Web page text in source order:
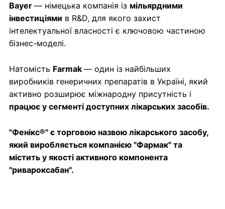
Bayer — німецька компанія із мільярдними
інвестиціями в R&D, для якого захист
інтелектуальної власності є ключовою частиною
бізнес-моделі.
Натомість Farmak — один із найбільших
виробників генеричних препаратів в Україні, який
активно розширює міжнародну присутність і
працює у сегменті доступних лікарських засобів.
"Фенікс®" є торговою назвою лікарського засобу,
який виробляється компанією "Фармак" та
містить у якості активного компонента
"ривароксабан".